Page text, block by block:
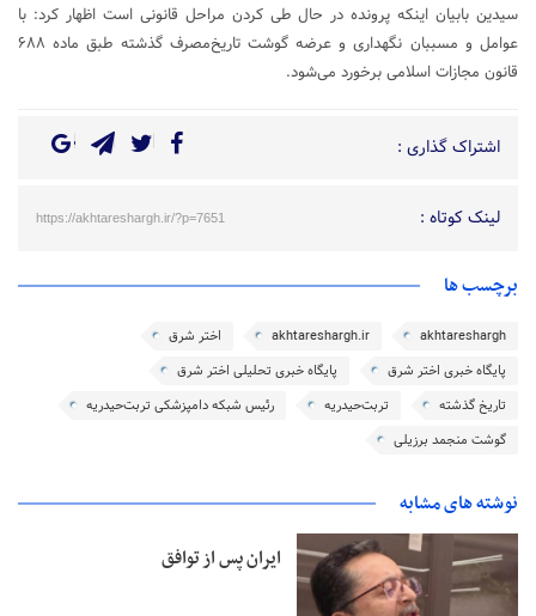
سیدین بابیان اینکه پرونده در حال طی کردن مراحل قانونی است اظهار کرد: با
عوامل و مسببان نگهداری و عرضه گوشت تاریخ‌مصرف گذشته طبق ماده ۶۸۸
قانون مجازات اسلامی برخورد می‌شود.
اشتراک گذاری :
لینک کوتاه : https://akhtareshargh.ir/?p=7651
برچسب ها
akhtareshargh
akhtareshargh.ir
اختر شرق
پایگاه خبری اختر شرق
پایگاه خبری تحلیلی اختر شرق
تاریخ گذشته
تربت‌حیدریه
رئیس شبکه دامپزشکی تربت‌حیدریه
گوشت منجمد برزیلی
نوشته های مشابه
ایران پس از توافق